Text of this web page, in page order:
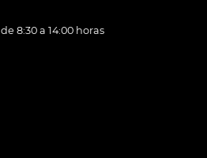
8:30 a 14:00 horas